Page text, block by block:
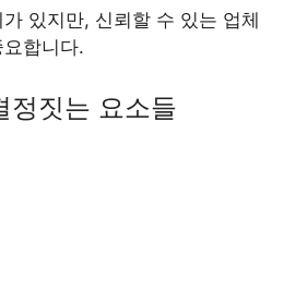
있지만, 신뢰할 수 있는 업체
합니다.
정짓는 요소들